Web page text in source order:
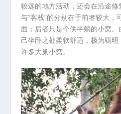
较远的地方活动，还会在沿途修
与“客栈”的分别在于前者较大，
面；后者只是个供半躺的小窝
己坐卧之处柔软舒适，极为聪
许多大巢小窝。